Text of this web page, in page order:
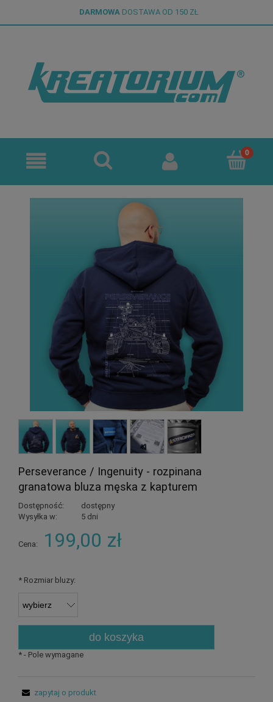
DARMOWA DOSTAWA OD 150 ZŁ
Perseverance / Ingenuity - rozpinana
granatowa bluza męska z kapturem
Dostępność:
dostępny
Wysyłka w:
5 dni
Cena: 199,00 zł
*Rozmiar bluzy:
do koszyka
*- Pole wymagane
zapytaj o produkt